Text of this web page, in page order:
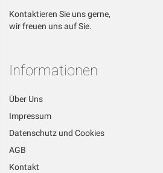
Kontaktieren Sie uns gerne,
wir freuen uns auf Sie.
Informationen
Über Uns
Impressum
Datenschutz und Cookies
AGB
Kontakt